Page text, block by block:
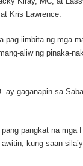
Kris Lawrence.
iimbita ng mga
aliw ng pinaka-
ay gaganapin sa
pangkat na
kung saan